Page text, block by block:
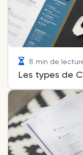
8 min de
Les types de